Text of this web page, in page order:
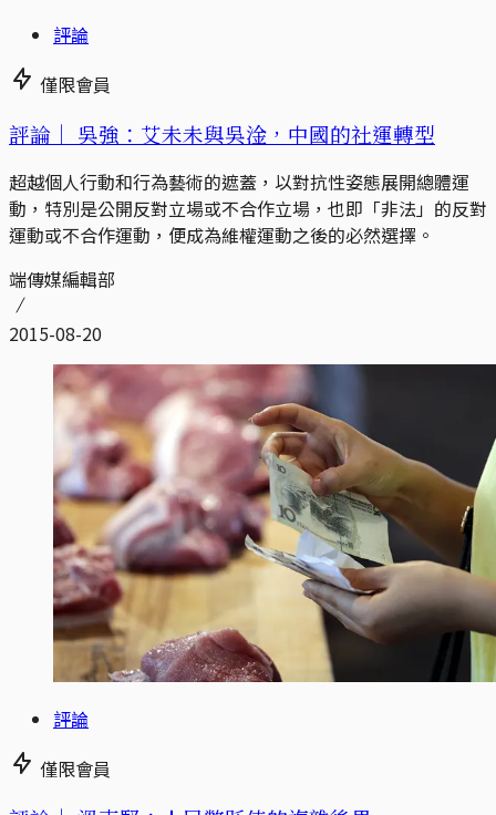
評論
僅限會員
評論｜ 吳強：艾未未與吳淦，中國的社運轉型
超越個人行動和行為藝術的遮蓋，以對抗性姿態展開總體運
動，特別是公開反對立場或不合作立場，也即「非法」的反對
運動或不合作運動，便成為維權運動之後的必然選擇。
端傳媒編輯部
2015-08-20
評論
僅限會員